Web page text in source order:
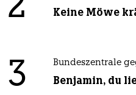
2 Keine Möwe
3 Bundeszentrale
Benjamin, du